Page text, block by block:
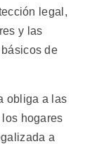
legal,
y las
de
obliga a las
hogares
a